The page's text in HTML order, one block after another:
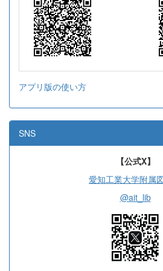
アプリ版の使い方
SNS
【公式X】
愛知工業大学附属
@ait_lib